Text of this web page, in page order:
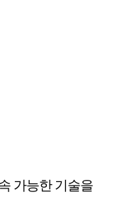
가능한 기술을